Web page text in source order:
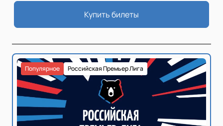
Купить билеты
Российская Премьер Лига
Популярное